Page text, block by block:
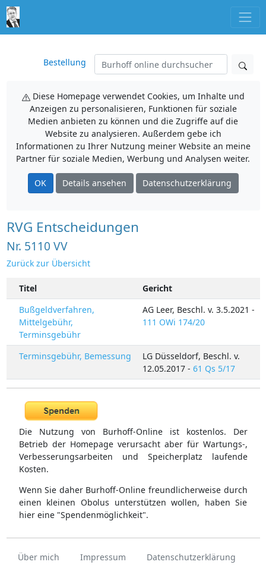
Bestellung
Diese Homepage verwendet Cookies, um Inhalte und
Anzeigen zu personalisieren, Funktionen für soziale
Medien anbieten zu können und die Zugriffe auf die
Website zu analysieren. Außerdem gebe ich
Informationen zu Ihrer Nutzung meiner Website an meine
Partner für soziale Medien, Werbung und Analysen weiter.
OK Details ansehen Datenschutzerklärung
RVG Entscheidungen
Nr. 5110 VV
Zurück zur Übersicht
Titel
Gericht
Bußgeldverfahren,
Mittelgebühr,
Terminsgebühr
AG Leer, Beschl. v. 3.5.2021 -
111 OWi 174/20
Terminsgebühr, Bemessung
LG Düsseldorf, Beschl. v.
12.05.2017 - 61 Qs 5/17
Die Nutzung von Burhoff-Online ist kostenlos. Der
Betrieb der Homepage verursacht aber für Wartungs-,
Verbesserungsarbeiten und Speicherplatz laufende
Kosten.
Wenn Sie daher Burhoff-Online freundlicherweise durch
einen kleinen Obolus unterstützen wollen, haben Sie
hier eine "Spendenmöglichkeit".
Über mich Impressum Datenschutzerklärung